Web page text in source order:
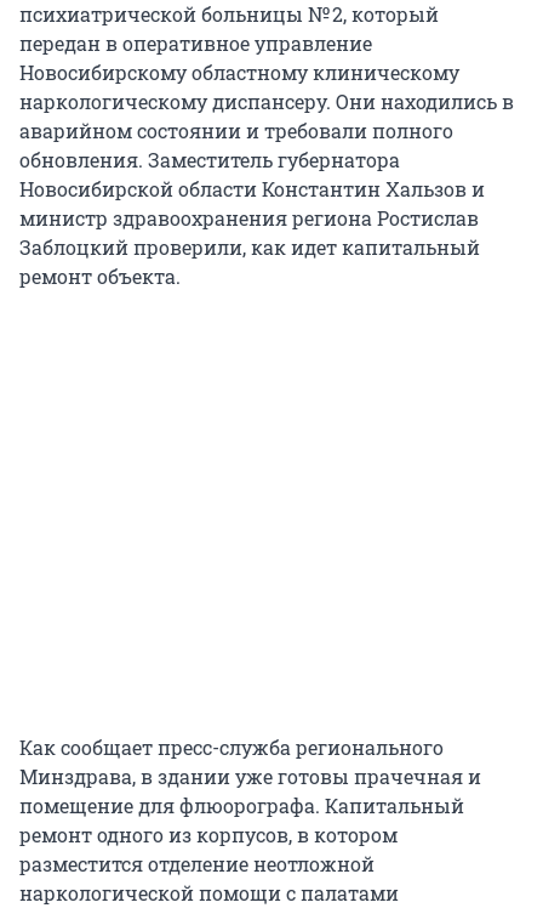
психиатрической больницы № 2, который
передан в оперативное управление
Новосибирскому областному клиническому
наркологическому диспансеру. Они находились в
аварийном состоянии и требовали полного
обновления. Заместитель губернатора
Новосибирской области Константин Хальзов и
министр здравоохранения региона Ростислав
Заблоцкий проверили, как идет капитальный
ремонт объекта.
Как сообщает пресс-служба регионального
Минздрава, в здании уже готовы прачечная и
помещение для флюорографа. Капитальный
ремонт одного из корпусов, в котором
разместится отделение неотложной
наркологической помощи с палатами